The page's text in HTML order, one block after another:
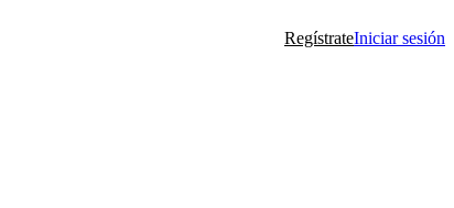
RegístrateIniciar sesión